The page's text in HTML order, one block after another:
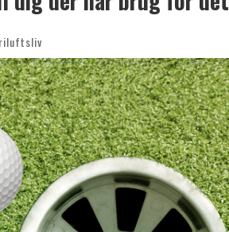
PEELING TIL HUDFORBEDRING